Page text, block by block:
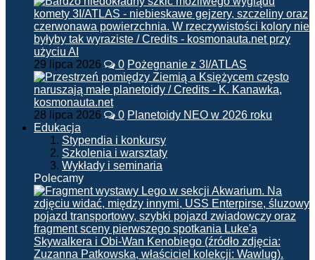
29 lipca 2026 0 Pożegnanie z 3I/ATLAS
28 lipca 2026 0 Planetoidy NEO w 2026 roku
Edukacja
Stypendia i konkursy
Szkolenia i warsztaty
Wykłady i seminaria
Polecamy